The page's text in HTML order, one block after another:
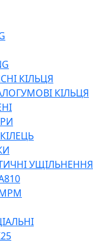
КІЛЬЦЯ
КІЛЬЦЯ
УЩІЛЬНЕННЯ